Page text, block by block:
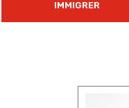
IMMIGRER